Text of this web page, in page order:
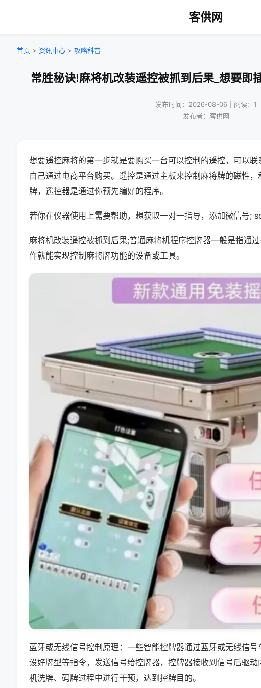
客供网
首页 > 资讯中心 > 攻略科普
常胜秘诀!麻将机改装遥控被抓到后果_想要即
发布时间：2026-08-06｜阅读：1
发布者：客供网
想要遥控麻将的第一步就是要购买一台可以控制的遥控，可以
自己通过电商平台购买。遥控是通过主板来控制麻将牌的磁性
牌，遥控器是通过你预先编好的程序。
若你在仪器使用上需要帮助，想获取一对一指导，添加微信号;
麻将机改装遥控被抓到后果;普通麻将机程序控牌器一般是指通
作就能实现控制麻将牌功能的设备或工具。
蓝牙或无线信号控制原理：一些智能控牌器通过蓝牙或无线信
设好牌型等指令，发送信号给控牌器，控牌器接收到信号后驱
机洗牌、码牌过程中进行干预，达到控牌目的。